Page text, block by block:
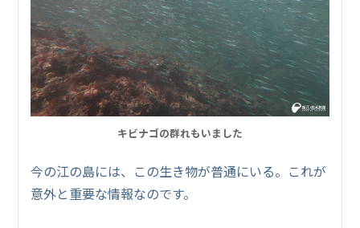
キビナゴの群れもいました
今の江の島には、この生き物が普通にいる。これが
意外と重要な情報なのです。